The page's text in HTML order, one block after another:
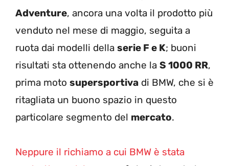
Adventure, ancora una volta il prodotto più
venduto nel mese di maggio, seguita a
ruota dai modelli della serie F e K; buoni
risultati sta ottenendo anche la S 1000 RR,
prima moto supersportiva di BMW, che si è
ritagliata un buono spazio in questo
particolare segmento del mercato.
Neppure il richiamo a cui BMW è stata